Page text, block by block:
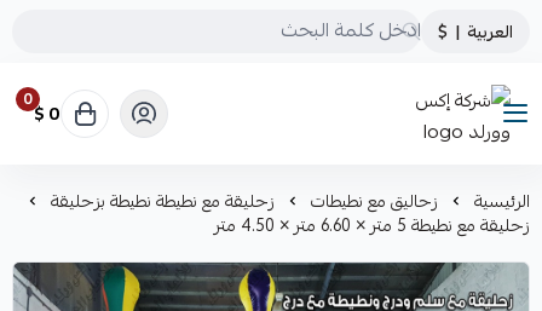
العربية |
$
شركة إكس وورلد
0 0 $
الرئيسية زحاليق مع نطيطات زحليقة مع نطيطة نطيطة بزحليقة
زحليقة مع نطيطة 5 متر × 6.60 متر × 4.50 متر